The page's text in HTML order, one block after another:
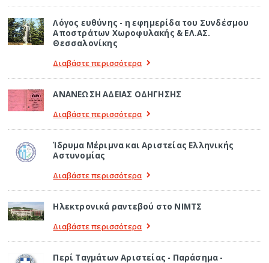
Λόγος ευθύνης - η εφημερίδα του Συνδέσμου
Αποστράτων Χωροφυλακής & ΕΛ.ΑΣ.
Θεσσαλονίκης
Διαβάστε περισσότερα
ΑΝΑΝΕΩΣΗ ΑΔΕΙΑΣ ΟΔΗΓΗΣΗΣ
Διαβάστε περισσότερα
Ίδρυμα Μέριμνα και Αριστείας Ελληνικής
Αστυνομίας
Διαβάστε περισσότερα
Ηλεκτρονικά ραντεβού στο ΝΙΜΤΣ
Διαβάστε περισσότερα
Περί Ταγμάτων Αριστείας - Παράσημα -